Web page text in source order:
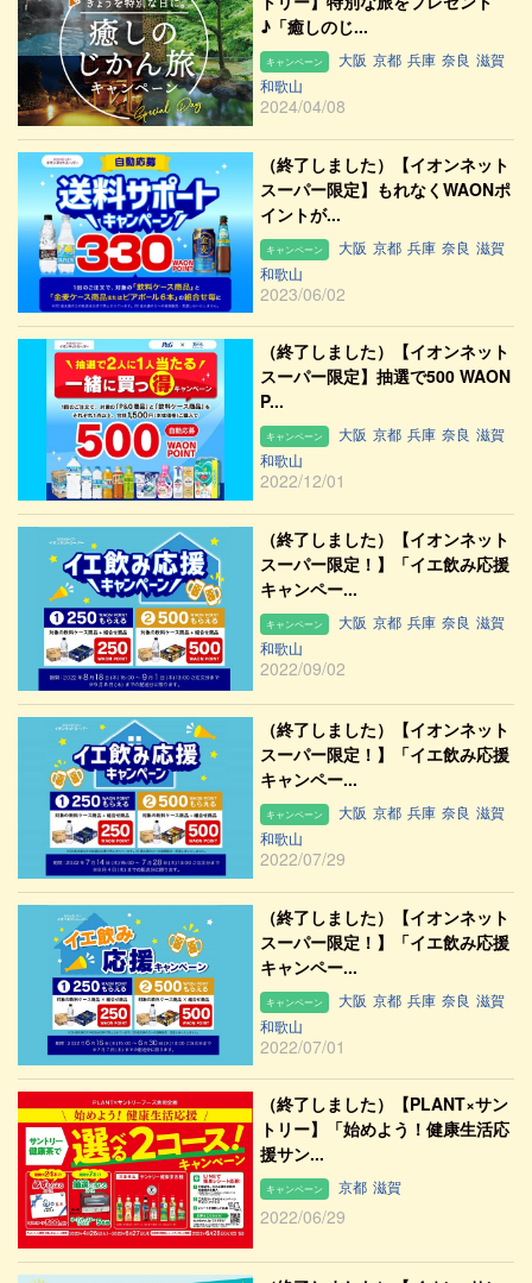
♪「癒しのじ...
キャンペーン 大阪 京都 兵庫 奈良 滋賀
和歌山
2024/04/08
（終了しました）【イオンネット
スーパー限定】もれなくWAONポ
イントが...
キャンペーン 大阪 京都 兵庫 奈良 滋賀
和歌山
2023/06/02
（終了しました）【イオンネット
スーパー限定】抽選で500 WAON
P...
キャンペーン 大阪 京都 兵庫 奈良 滋賀
和歌山
2022/12/01
（終了しました）【イオンネット
スーパー限定！】「イエ飲み応援
キャンペー...
キャンペーン 大阪 京都 兵庫 奈良 滋賀
和歌山
2022/09/02
（終了しました）【イオンネット
スーパー限定！】「イエ飲み応援
キャンペー...
キャンペーン 大阪 京都 兵庫 奈良 滋賀
和歌山
2022/07/29
（終了しました）【イオンネット
スーパー限定！】「イエ飲み応援
キャンペー...
キャンペーン 大阪 京都 兵庫 奈良 滋賀
和歌山
2022/07/01
（終了しました）【PLANT×サン
トリー】「始めよう！健康生活応
援サン...
キャンペーン 京都 滋賀
2022/06/29